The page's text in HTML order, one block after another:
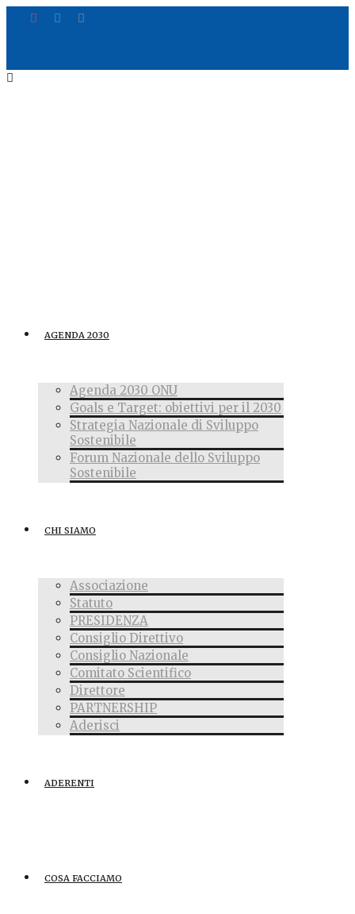
AGENDA 2030
Agenda 2030 ONU
Goals e Target: obiettivi per il 2030
Strategia Nazionale di Sviluppo
Sostenibile
Forum Nazionale dello Sviluppo
Sostenibile
CHI SIAMO
Associazione
Statuto
PRESIDENZA
Consiglio Direttivo
Consiglio Nazionale
Comitato Scientifico
Direttore
PARTNERSHIP
Aderisci
ADERENTI
COSA FACCIAMO